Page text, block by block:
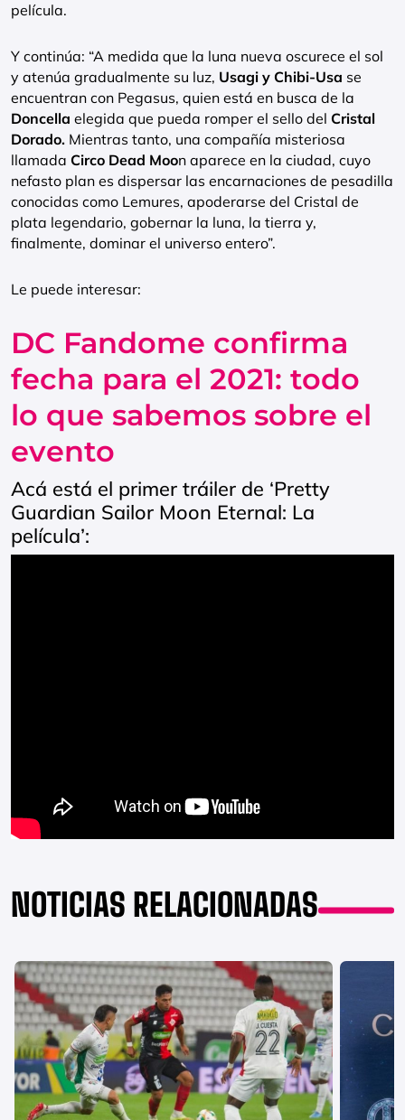
película.
Y continúa: “A medida que la luna nueva oscurece el sol
y atenúa gradualmente su luz, Usagi y Chibi-Usa se
encuentran con Pegasus, quien está en busca de la
Doncella elegida que pueda romper el sello del Cristal
Dorado. Mientras tanto, una compañía misteriosa
llamada Circo Dead Moon aparece en la ciudad, cuyo
nefasto plan es dispersar las encarnaciones de pesadilla
conocidas como Lemures, apoderarse del Cristal de
plata legendario, gobernar la luna, la tierra y,
finalmente, dominar el universo entero”.
Le puede interesar:
DC Fandome confirma
fecha para el 2021: todo
lo que sabemos sobre el
evento
Acá está el primer tráiler de ‘Pretty
Guardian Sailor Moon Eternal: La
película’:
NOTICIAS RELACIONADAS